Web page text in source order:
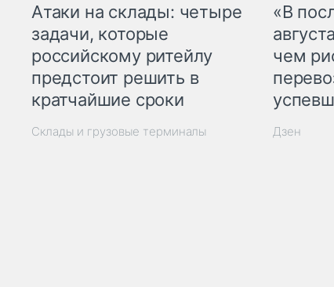
Атаки на склады: четыре
задачи, которые
российскому ритейлу
предстоит решить в
кратчайшие сроки
Склады и грузовые терминалы
«В
чем
Дзен